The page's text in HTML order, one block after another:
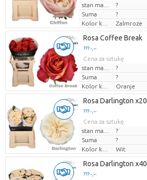
?
Suma
?
Kolor kwiatów
Zalmroze
Rosa Coffee Break
??? -,--
Cena za sztukę
?
Suma
?
Kolor kwiatów
Oranje
Rosa Darlington x20
??? -,--
Cena za sztukę
?
Suma
?
Kolor kwiatów
Wit
Rosa Darlington x40
??? -,--